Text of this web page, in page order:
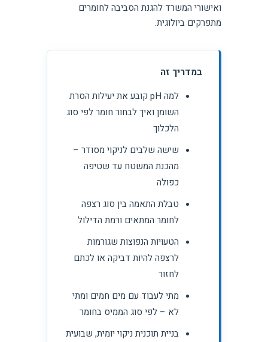
ואישורי המשרד להגנת הסביבה לחומרים
מתפרקים ביולוגית.
במדריך זה
למה pH קובע את יעילות הסרת
השומן ואיך לבחור חומר לפי סוג
הלכלוך
שישה שלבים לניקוי מסודר –
מהכנת המשטח עד שטיפה
כפולה
טבלת התאמה בין סוג רצפה
לחומר המתאים ורמת הדילול
הטעויות הנפוצות שגורמות
לרצפה להיות דביקה או לכתם
לחזור
מתי לעבוד עם מים חמים ומתי
לא – לפי סוג הממיס בחומר
בניית תוכנית ניקוי יומית, שבועית